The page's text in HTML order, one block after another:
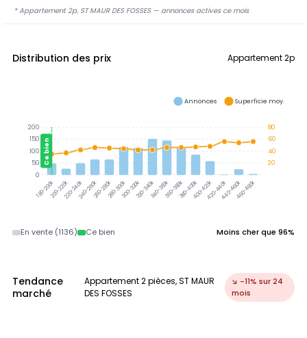
* Appartement 2p, ST MAUR DES FOSSES — annonces actives ce mois
Distribution des prix Appartement 2p
180-200k200-220k220-240k240-260k260-280k280-300k300-320k320-340k340-360k360-380k380-400k400-420k420-440k440-460k460-480k
Ce bien
80
60
40
20
200
150
100
50
0
Annonces Superficie moy.
En vente (1136) Ce bien Moins cher que 96%
Tendance
marché
Appartement 2 pièces, ST MAUR
DES FOSSES
↘ -11% sur 24
mois